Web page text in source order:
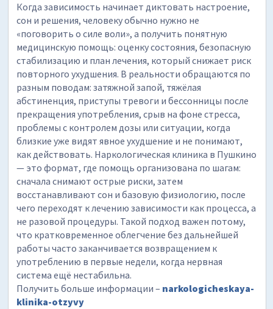
Когда зависимость начинает диктовать настроение,
сон и решения, человеку обычно нужно не
«поговорить о силе воли», а получить понятную
медицинскую помощь: оценку состояния, безопасную
стабилизацию и план лечения, который снижает риск
повторного ухудшения. В реальности обращаются по
разным поводам: затяжной запой, тяжёлая
абстиненция, приступы тревоги и бессонницы после
прекращения употребления, срыв на фоне стресса,
проблемы с контролем дозы или ситуации, когда
близкие уже видят явное ухудшение и не понимают,
как действовать. Наркологическая клиника в Пушкино
— это формат, где помощь организована по шагам:
сначала снимают острые риски, затем
восстанавливают сон и базовую физиологию, после
чего переходят к лечению зависимости как процесса, а
не разовой процедуры. Такой подход важен потому,
что кратковременное облегчение без дальнейшей
работы часто заканчивается возвращением к
употреблению в первые недели, когда нервная
система ещё нестабильна.
Получить больше информации – narkologicheskaya-
klinika-otzyvy